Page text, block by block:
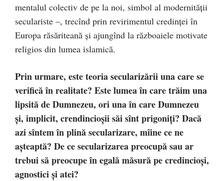
mentalul colectiv de pe la noi, simbol al modernității
seculariste –, trecînd prin revirimentul credinței în
Europa răsăriteană și ajungînd la războaiele motivate
religios din lumea islamică.
Prin urmare, este teoria secularizării una care se
verifică în realitate? Este lumea în care trăim una
lipsită de Dumnezeu, ori una în care Dumnezeu
și, implicit, crendincioșii săi sînt prigoniți? Dacă
azi sîntem în plină secularizare, mîine ce ne
așteaptă? De ce secularizarea preocupă sau ar
trebui să preocupe în egală măsură pe credincioşi,
agnostici şi atei?